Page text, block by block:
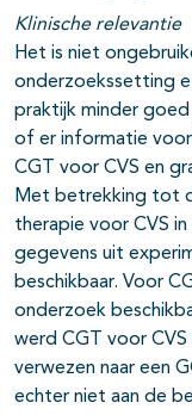
Klinische relevantie
Het is niet
onderzoekssetting
praktijk minder
of er informatie
CGT voor CVS en
Met betrekking tot
therapie voor CVS
gegevens uit
beschikbaar. Voor
onderzoek
werd CGT voor
verwezen naar een
echter niet aan de